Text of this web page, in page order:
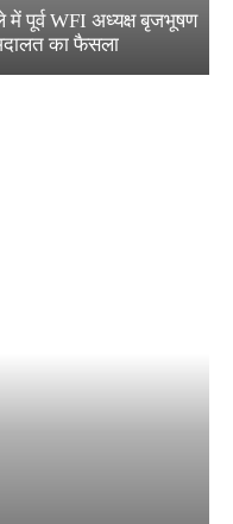
में पूर्व WFI अध्यक्ष बृजभूषण
का फैसला